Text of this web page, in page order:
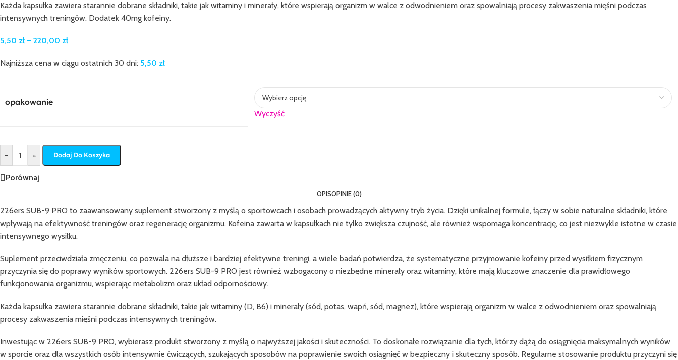
Każda kapsułka zawiera starannie dobrane składniki, takie jak witaminy i minerały, które wspierają organizm w walce z odwodnieniem oraz spowalniają procesy zakwaszenia mięśni podczas
intensywnych treningów. Dodatek 40mg kofeiny.
5,50 zł – 220,00 zł
Najniższa cena w ciągu ostatnich 30 dni: 5,50 zł
opakowanie
Wyczyść
- + Dodaj Do Koszyka
Porównaj
OPISOPINIE (0)
226ers SUB-9 PRO to zaawansowany suplement stworzony z myślą o sportowcach i osobach prowadzących aktywny tryb życia. Dzięki unikalnej formule, łączy w sobie naturalne składniki, które
wpływają na efektywność treningów oraz regenerację organizmu. Kofeina zawarta w kapsułkach nie tylko zwiększa czujność, ale również wspomaga koncentrację, co jest niezwykle istotne w czasie
intensywnego wysiłku.
Suplement przeciwdziała zmęczeniu, co pozwala na dłuższe i bardziej efektywne treningi, a wiele badań potwierdza, że systematyczne przyjmowanie kofeiny przed wysiłkiem fizycznym
przyczynia się do poprawy wyników sportowych. 226ers SUB-9 PRO jest również wzbogacony o niezbędne minerały oraz witaminy, które mają kluczowe znaczenie dla prawidłowego
funkcjonowania organizmu, wspierając metabolizm oraz układ odpornościowy.
Każda kapsułka zawiera starannie dobrane składniki, takie jak witaminy (D, B6) i minerały (sód, potas, wapń, sód, magnez), które wspierają organizm w walce z odwodnieniem oraz spowalniają
procesy zakwaszenia mięśni podczas intensywnych treningów.
Inwestując w 226ers SUB-9 PRO, wybierasz produkt stworzony z myślą o najwyższej jakości i skuteczności. To doskonałe rozwiązanie dla tych, którzy dążą do osiągnięcia maksymalnych wyników
w sporcie oraz dla wszystkich osób intensywnie ćwiczących, szukających sposobów na poprawienie swoich osiągnięć w bezpieczny i skuteczny sposób. Regularne stosowanie produktu przyczyni się